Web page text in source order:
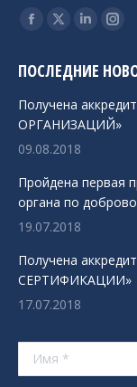
Ищите нас:
Страница
открывается
в
новом
окне
Страница
открывается
в
новом
окне
Страница
в
новом
в
ПОСЛЕДНИЕ
Получена
ОРГАНИЗАЦИЙ»
09.08.2018
Пройдена первая
органа по
19.07.2018
Получена
СЕРТИФИКАЦИИ»
17.07.2018